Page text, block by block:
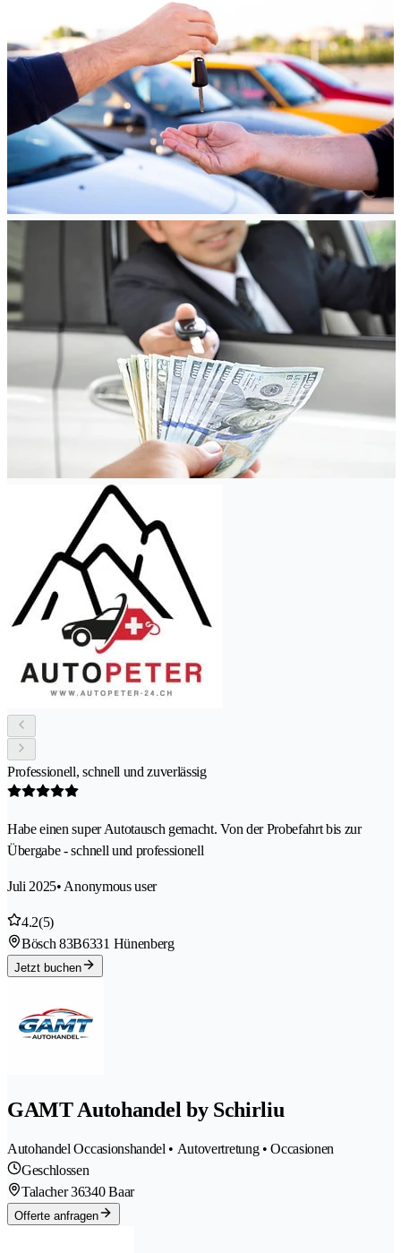
Professionell, schnell und zuverlässig
Habe einen super Autotausch gemacht. Von der Probefahrt bis zur
Übergabe - schnell und professionell
Juli 2025• Anonymous user
4.2(5)
Bösch 83B6331 Hünenberg
Jetzt buchen
GAMT Autohandel by Schirliu
Autohandel Occasionshandel • Autovertretung • Occasionen
Geschlossen
Talacher 36340 Baar
Offerte anfragen